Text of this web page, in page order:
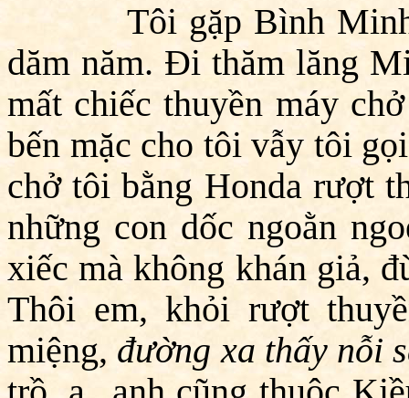
Tôi gặp Bình Minh
dăm năm. Đi thăm lăng
mất chiếc thuyền máy
bến mặc cho tôi vẫy tôi
chở tôi bằng Honda rượt
những con dốc ngoằn
xiếc mà không khán giả,
Thôi em, khỏi rượt
miệng, đường xa thấy nỗi